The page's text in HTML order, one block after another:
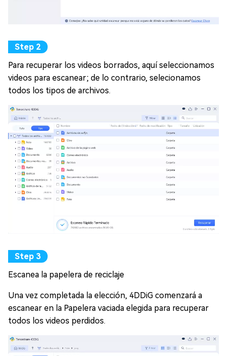
Para recuperar los videos borrados, aquí seleccionamos
videos para escanear; de lo contrario, selecionamos
todos los tipos de archivos.
Escanea la papelera de reciclaje
Una vez completada la elección, 4DDiG comenzará a
escanear en la Papelera vaciada elegida para recuperar
todos los videos perdidos.